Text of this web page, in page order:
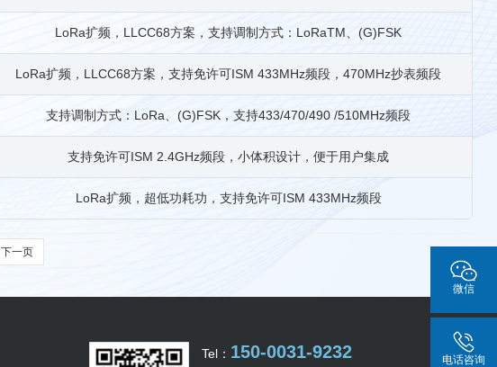
LoRa扩频，LLCC68方案，支持调制方式：LoRaTM、(G)FSK
LoRa扩频，LLCC68方案，支持免许可ISM 433MHz频段，470MHz抄表频段
支持调制方式：LoRa、(G)FSK，支持433/470/490 /510MHz频段
支持免许可ISM 2.4GHz频段，小体积设计，便于用户集成
LoRa扩频，超低功耗功，支持免许可ISM 433MHz频段
下一页
Tel： 150-0031-9232
微信
电话咨询